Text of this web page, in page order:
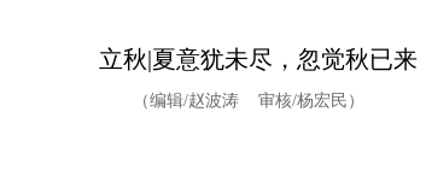
立秋|夏意犹未尽，忽觉秋已来
（编辑/赵波涛 审核/杨宏民）